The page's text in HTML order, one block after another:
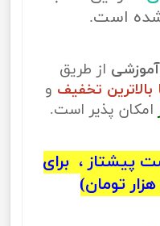
است.
از طریق
بالاترین تخفیف و
امکان پذیر است.
پیشتاز ، برای